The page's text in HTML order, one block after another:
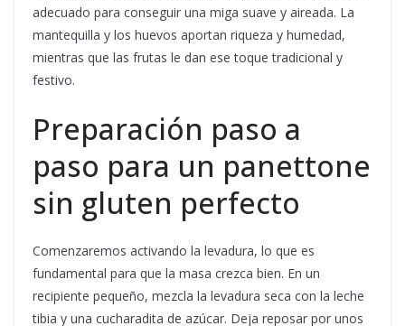
adecuado para conseguir una miga suave y aireada. La
mantequilla y los huevos aportan riqueza y humedad,
mientras que las frutas le dan ese toque tradicional y
festivo.
Preparación paso a
paso para un panettone
sin gluten perfecto
Comenzaremos activando la levadura, lo que es
fundamental para que la masa crezca bien. En un
recipiente pequeño, mezcla la levadura seca con la leche
tibia y una cucharadita de azúcar. Deja reposar por unos